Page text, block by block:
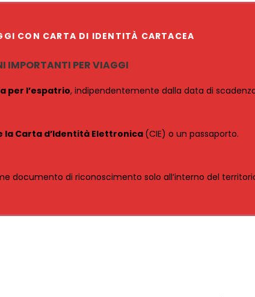
CON CARTA DI IDENTITÀ CARTACEA
IMPORTANTI PER VIAGGI
per l’espatrio, indipendentemente dalla data di
la Carta d’Identità Elettronica (CIE) o un passaporto.
documento di riconoscimento solo all’interno del